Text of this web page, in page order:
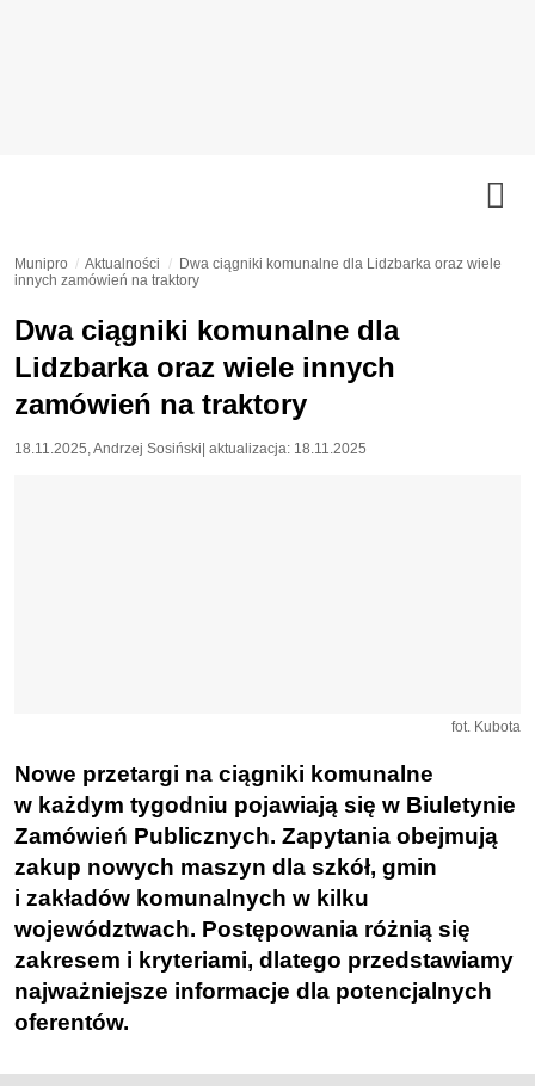
Munipro Aktualności
Dwa ciągniki komunalne dla Lidzbarka oraz wiele
innych zamówień na traktory
Dwa ciągniki komunalne dla
Lidzbarka oraz wiele innych
zamówień na traktory
18.11.2025,Andrzej Sosiński | aktualizacja: 18.11.2025
fot. Kubota
Nowe przetargi na ciągniki komunalne
w każdym tygodniu pojawiają się w Biuletynie
Zamówień Publicznych. Zapytania obejmują
zakup nowych maszyn dla szkół, gmin
i zakładów komunalnych w kilku
województwach. Postępowania różnią się
zakresem i kryteriami, dlatego przedstawiamy
najważniejsze informacje dla potencjalnych
oferentów.